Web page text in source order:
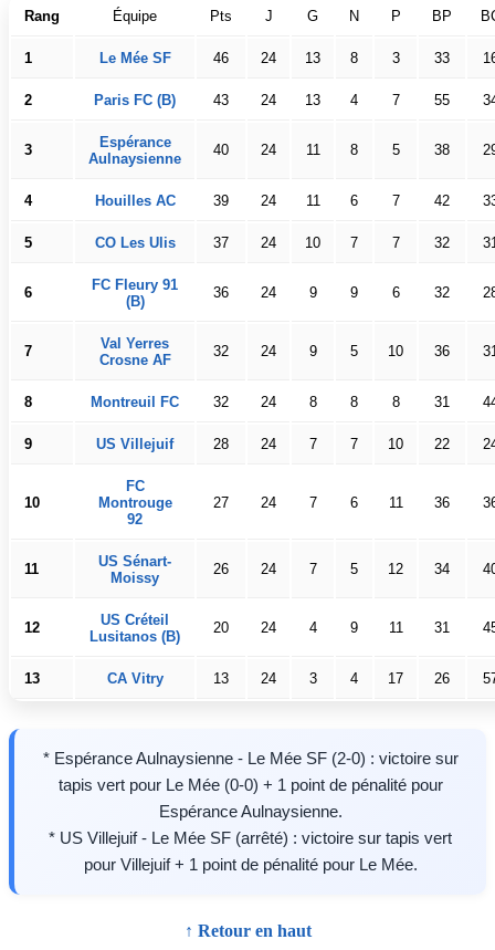
Rang Équipe Pts J G N P BP
1 Le Mée SF 46 24 13 8 3 33
2 Paris FC (B) 43 24 13 4 7 55
3
Espérance
Aulnaysienne
40 24 11 8 5 38
4 Houilles AC 39 24 11 6 7 42
5 CO Les Ulis 37 24 10 7 7 32
6
FC Fleury 91
(B)
36 24 9 9 6 32
7
Val Yerres
Crosne AF
32 24 9 5 10 36
8 Montreuil FC 32 24 8 8 8 31
9 US Villejuif 28 24 7 7 10 22
10
FC
Montrouge
92
27 24 7 6 11 36
11
US Sénart-
Moissy
26 24 7 5 12 34
12
US Créteil
Lusitanos (B)
20 24 4 9 11 31
13 CA Vitry 13 24 3 4 17 26
* Espérance Aulnaysienne - Le Mée SF (2-0) : victoire sur
tapis vert pour Le Mée (0-0) + 1 point de pénalité pour
Espérance Aulnaysienne.
* US Villejuif - Le Mée SF (arrêté) : victoire sur tapis vert
pour Villejuif + 1 point de pénalité pour Le Mée.
↑ Retour en haut